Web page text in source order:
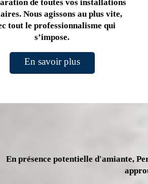
de toutes vos installations
Nous agissons au plus vite,
tout le professionnalisme qui
s’impose.
En savoir plus
En présence potentielle d'amiante,